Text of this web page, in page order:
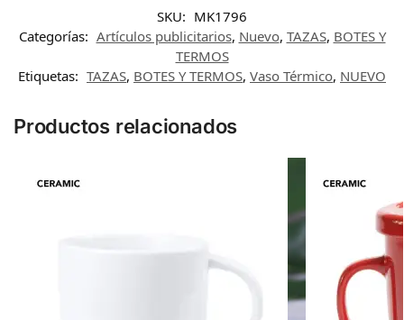
SKU: MK1796
Categorías: Artículos publicitarios, Nuevo, TAZAS, BOTES Y
TERMOS
Etiquetas: TAZAS, BOTES Y TERMOS, Vaso Térmico, NUEVO
Productos relacionados